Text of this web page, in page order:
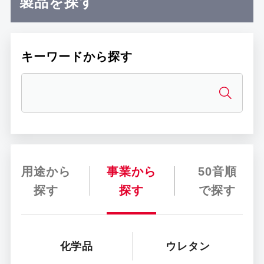
キーワードから探す
用途から
探す
事業から
探す
50音順
で探す
化学品 ウレタン